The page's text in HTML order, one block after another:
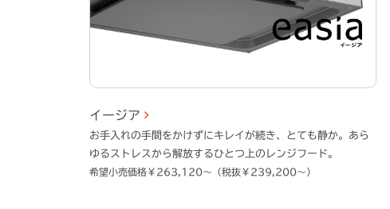
イージア
お手入れの手間をかけずにキレイが続き、とても静か。あら
ゆるストレスから解放するひとつ上のレンジフード。
希望小売価格￥263,120～（税抜￥239,200～）